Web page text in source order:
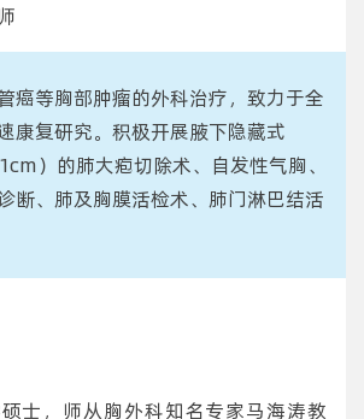
癌等胸部肿瘤的外科治疗，致力于全
康复研究。积极开展腋下隐藏式
）的肺大疱切除术、自发性气胸、
断、肺及胸膜活检术、肺门淋巴结活
士，师从胸外科知名专家马海涛教